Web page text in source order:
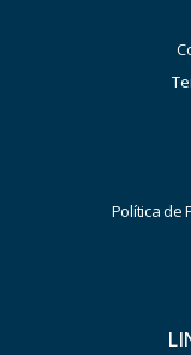
Política de